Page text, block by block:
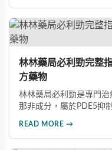
林林藥局必利勁完整
方藥物
林林藥局必利勁是專門
那非成分，屬於PDE5抑
READ MORE →